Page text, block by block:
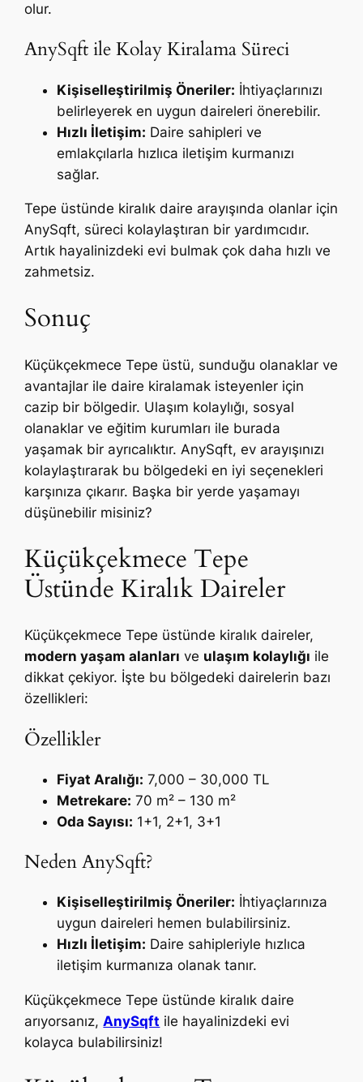
olur.
AnySqft ile Kolay Kiralama Süreci
Kişiselleştirilmiş Öneriler: İhtiyaçlarınızı
belirleyerek en uygun daireleri önerebilir.
Hızlı İletişim: Daire sahipleri ve
emlakçılarla hızlıca iletişim kurmanızı
sağlar.
Tepe üstünde kiralık daire arayışında olanlar için
AnySqft, süreci kolaylaştıran bir yardımcıdır.
Artık hayalinizdeki evi bulmak çok daha hızlı ve
zahmetsiz.
Sonuç
Küçükçekmece Tepe üstü, sunduğu olanaklar ve
avantajlar ile daire kiralamak isteyenler için
cazip bir bölgedir. Ulaşım kolaylığı, sosyal
olanaklar ve eğitim kurumları ile burada
yaşamak bir ayrıcalıktır. AnySqft, ev arayışınızı
kolaylaştırarak bu bölgedeki en iyi seçenekleri
karşınıza çıkarır. Başka bir yerde yaşamayı
düşünebilir misiniz?
Küçükçekmece Tepe
Üstünde Kiralık Daireler
Küçükçekmece Tepe üstünde kiralık daireler,
modern yaşam alanları ve ulaşım kolaylığı ile
dikkat çekiyor. İşte bu bölgedeki dairelerin bazı
özellikleri:
Özellikler
Fiyat Aralığı: 7,000 – 30,000 TL
Metrekare: 70 m² – 130 m²
Oda Sayısı: 1+1, 2+1, 3+1
Neden AnySqft?
Kişiselleştirilmiş Öneriler: İhtiyaçlarınıza
uygun daireleri hemen bulabilirsiniz.
Hızlı İletişim: Daire sahipleriyle hızlıca
iletişim kurmanıza olanak tanır.
Küçükçekmece Tepe üstünde kiralık daire
arıyorsanız, AnySqft ile hayalinizdeki evi
kolayca bulabilirsiniz!